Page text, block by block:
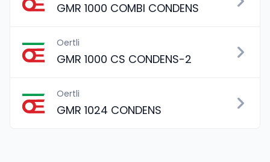
GMR 1000 COMBI CONDENS
Oertli
GMR 1000 CS CONDENS-2
Oertli
GMR 1024 CONDENS